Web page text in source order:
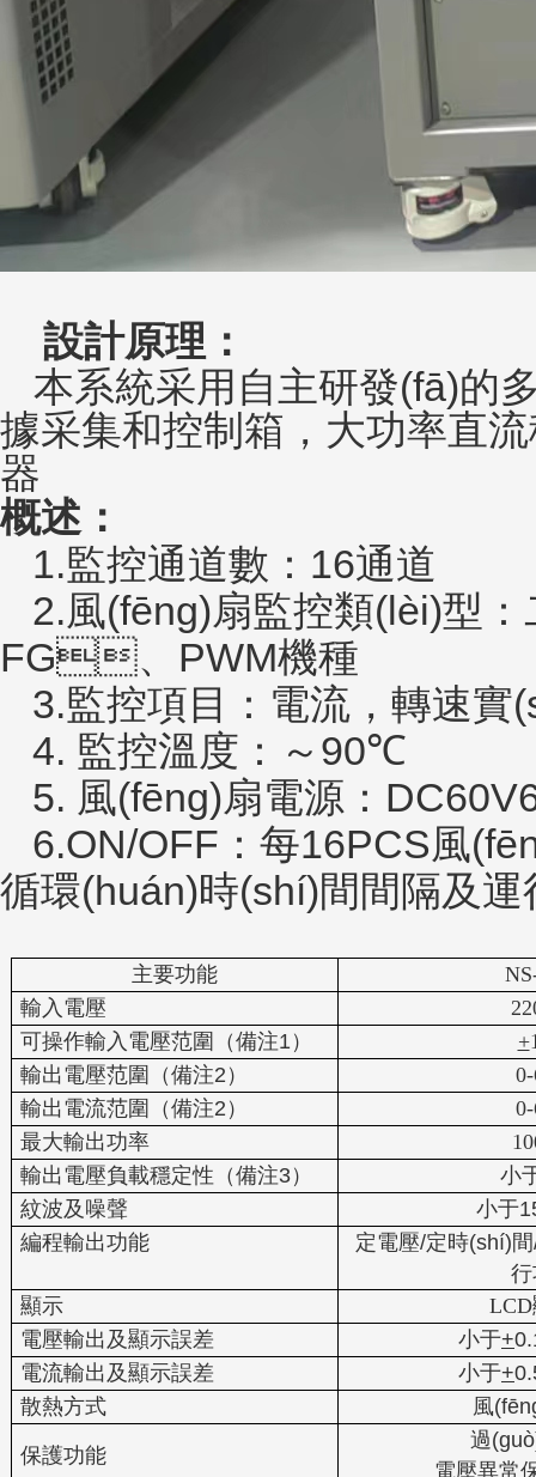
設計原理：
本系統采用自主研發(fā)的
據采集和控制箱，大功率
器
概述：
1.監控通道數： 16通道
2.風(fēng)扇監控類(lèi)型
FG、 PWM機種
3.監控項目：電流，轉速
4. 監控溫度：～ 90℃
5. 風(fēng)扇電源：
6.ON/OFF：每16PCS風
循環(huán)時(shí)間間隔及
主要功能
輸入電壓
可操作輸入電壓范圍（備注1） +
輸出電壓范圍（備注2 ）
輸出電流范圍（備注2 ）
最大輸出功率
輸出電壓負載穩定性（備注3）
小
紋波及噪聲
小于
編程輸出功能
定電壓/定時(shí)間
顯示
LCD
電壓輸出及顯示誤差
小于+
電流輸出及顯示誤差
小于+
散熱方式
風
保護功能
過
電壓異常